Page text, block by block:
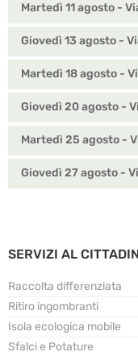
Martedì 11 agosto -
Giovedì 13 agosto -
Martedì 18 agosto -
Giovedì 20 agosto -
Martedì 25 agosto -
Giovedì 27 agosto -
SERVIZI AL
Raccolta differenziata
Ritiro ingombranti
Isola ecologica mobile
Sfalci e Potature